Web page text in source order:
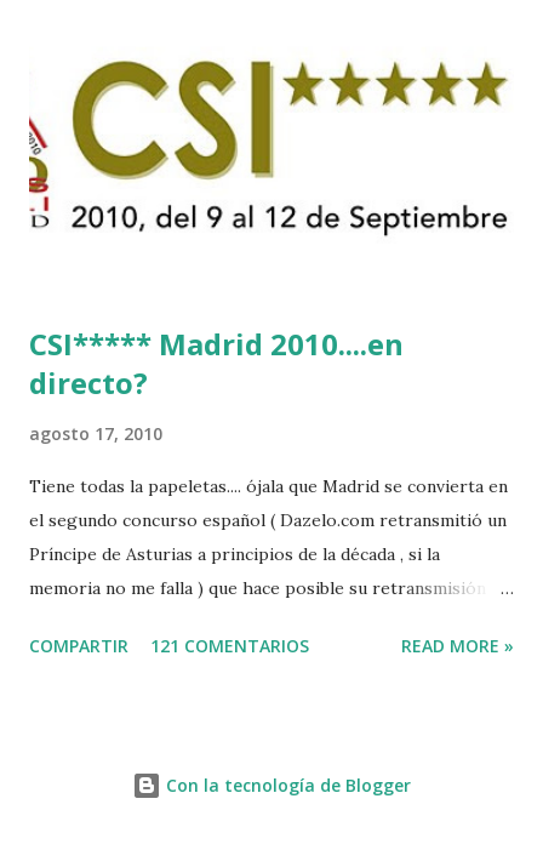
CSI***** Madrid 2010....en
directo?
agosto 17, 2010
Tiene todas la papeletas.... ójala que Madrid se convierta en
el segundo concurso español ( Dazelo.com retransmitió un
Príncipe de Asturias a principios de la década , si la
memoria no me falla ) que hace posible su retransmisión via
mundo mundial...
COMPARTIR 121 COMENTARIOS READ MORE »
Con la tecnología de Blogger